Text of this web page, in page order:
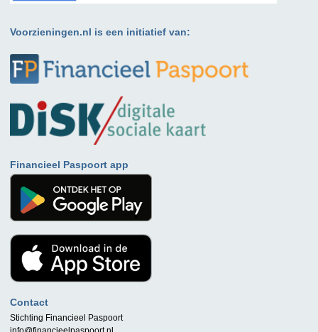
Voorzieningen.nl is een initiatief van:
Financieel Paspoort app
Contact
Stichting Financieel Paspoort